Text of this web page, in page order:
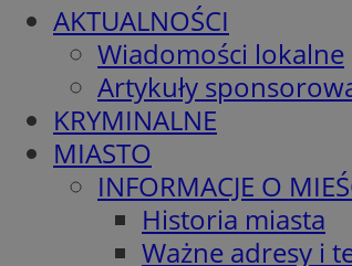
AKTUALNOŚCI
Wiadomości lokalne
Artykuły
KRYMINALNE
MIASTO
INFORMACJE O
Historia miasta
Ważne adresy i